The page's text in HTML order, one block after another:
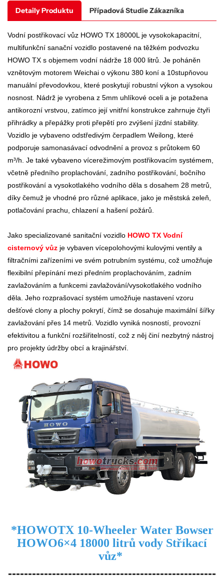
Detaily Produktu Případová Studie Zákazníka
Vodní postřikovací vůz HOWO TX 18000L je vysokokapacitní,
multifunkční sanační vozidlo postavené na těžkém podvozku
HOWO TX s objemem vodní nádrže 18 000 litrů. Je poháněn
vznětovým motorem Weichai o výkonu 380 koní a 10stupňovou
manuální převodovkou, které poskytují robustní výkon a vysokou
nosnost. Nádrž je vyrobena z 5mm uhlíkové oceli a je potažena
antikorozní vrstvou, zatímco její vnitřní konstrukce zahrnuje čtyři
přihrádky a přepážky proti přepětí pro zvýšení jízdní stability.
Vozidlo je vybaveno odstředivým čerpadlem Weilong, které
podporuje samonasávací odvodnění a provoz s průtokem 60
m³/h. Je také vybaveno vícerežimovým postřikovacím systémem,
včetně předního proplachování, zadního postřikování, bočního
postřikování a vysokotlakého vodního děla s dosahem 28 metrů,
díky čemuž je vhodné pro různé aplikace, jako je městská zeleň,
potlačování prachu, chlazení a hašení požárů.
Jako specializované sanitační vozidlo HOWO TX Vodní
cisternový vůz je vybaven vícepolohovými kulovými ventily a
filtračními zařízeními ve svém potrubním systému, což umožňuje
flexibilní přepínání mezi předním proplachováním, zadním
zavlažováním a funkcemi zavlažování/vysokotlakého vodního
děla. Jeho rozprašovací systém umožňuje nastavení vzoru
dešťové clony a plochy pokrytí, čímž se dosahuje maximální šířky
zavlažování přes 14 metrů. Vozidlo vyniká nosností, provozní
efektivitou a funkční rozšiřitelností, což z něj činí nezbytný nástroj
pro projekty údržby obcí a krajinářství.
*HOWOTX 10-Wheeler Water Bowser
HOWO6×4 18000 litrů vody Stříkací
vůz*
----------------------------------------------------